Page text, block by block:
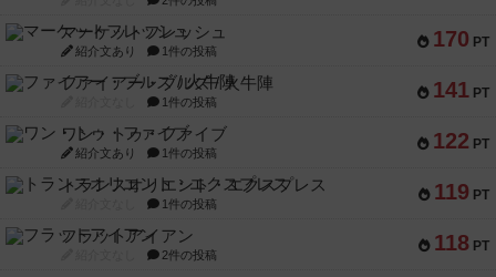
170 PT
マーケットフレッシュ
紹介文あり 1件の投稿
141 PT
ファイアー・ブルズ / 火牛陣
1件の投稿
122 PT
ワン・トゥ・ファイブ
紹介文あり 1件の投稿
119 PT
トランスオリエント・エクスプレス
1件の投稿
118 PT
フラットアイアン
2件の投稿